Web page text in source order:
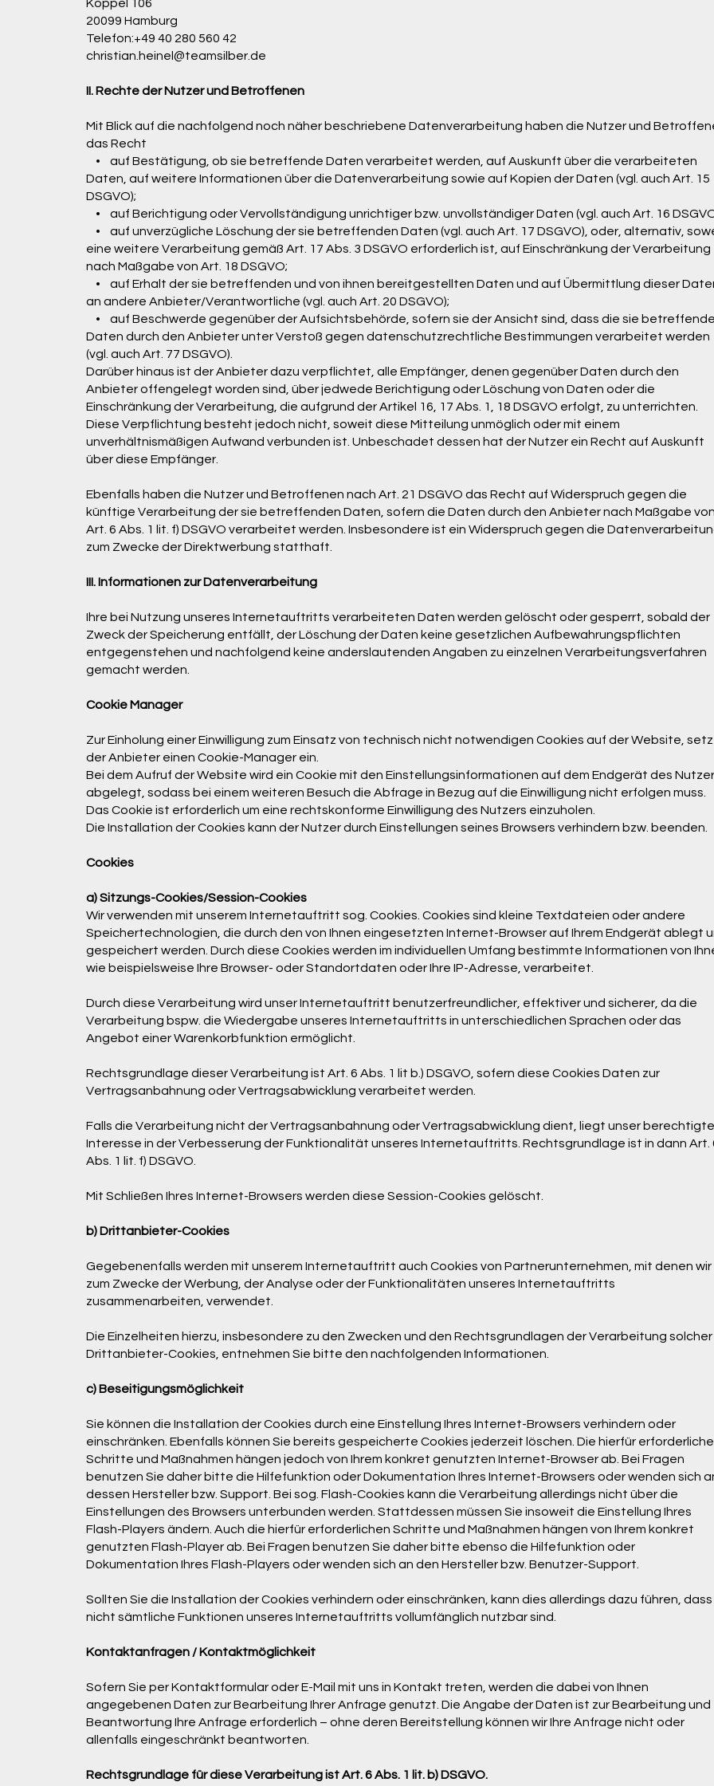
Koppel 106
20099 Hamburg
Telefon:+49 40 280 560 42
christian.heinel@teamsilber.de
II. Rechte der Nutzer und Betroffenen
Mit Blick auf die nachfolgend noch näher beschriebene Datenverarbeitung haben die Nutzer und
das Recht
• auf Bestätigung, ob sie betreffende Daten verarbeitet werden, auf Auskunft über die verarbeiteten
Daten, auf weitere Informationen über die Datenverarbeitung sowie auf Kopien der Daten (vgl. auch Art. 15
DSGVO);
• auf Berichtigung oder Vervollständigung unrichtiger bzw. unvollständiger Daten (vgl. auch Art. 16
• auf unverzügliche Löschung der sie betreffenden Daten (vgl. auch Art. 17 DSGVO), oder, alternativ,
eine weitere Verarbeitung gemäß Art. 17 Abs. 3 DSGVO erforderlich ist, auf Einschränkung der Verarbeitung
nach Maßgabe von Art. 18 DSGVO;
• auf Erhalt der sie betreffenden und von ihnen bereitgestellten Daten und auf Übermittlung dieser
an andere Anbieter/Verantwortliche (vgl. auch Art. 20 DSGVO);
• auf Beschwerde gegenüber der Aufsichtsbehörde, sofern sie der Ansicht sind, dass die sie
Daten durch den Anbieter unter Verstoß gegen datenschutzrechtliche Bestimmungen verarbeitet werden
(vgl. auch Art. 77 DSGVO).
Darüber hinaus ist der Anbieter dazu verpflichtet, alle Empfänger, denen gegenüber Daten durch den
Anbieter offengelegt worden sind, über jedwede Berichtigung oder Löschung von Daten oder die
Einschränkung der Verarbeitung, die aufgrund der Artikel 16, 17 Abs. 1, 18 DSGVO erfolgt, zu unterrichten.
Diese Verpflichtung besteht jedoch nicht, soweit diese Mitteilung unmöglich oder mit einem
unverhältnismäßigen Aufwand verbunden ist. Unbeschadet dessen hat der Nutzer ein Recht auf Auskunft
über diese Empfänger.
Ebenfalls haben die Nutzer und Betroffenen nach Art. 21 DSGVO das Recht auf Widerspruch gegen die
künftige Verarbeitung der sie betreffenden Daten, sofern die Daten durch den Anbieter nach Maßgabe
Art. 6 Abs. 1 lit. f) DSGVO verarbeitet werden. Insbesondere ist ein Widerspruch gegen die
zum Zwecke der Direktwerbung statthaft.
III. Informationen zur Datenverarbeitung
Ihre bei Nutzung unseres Internetauftritts verarbeiteten Daten werden gelöscht oder gesperrt, sobald der
Zweck der Speicherung entfällt, der Löschung der Daten keine gesetzlichen Aufbewahrungspflichten
entgegenstehen und nachfolgend keine anderslautenden Angaben zu einzelnen Verarbeitungsverfahren
gemacht werden.
Cookie Manager
Zur Einholung einer Einwilligung zum Einsatz von technisch nicht notwendigen Cookies auf der Website,
der Anbieter einen Cookie-Manager ein.
Bei dem Aufruf der Website wird ein Cookie mit den Einstellungsinformationen auf dem Endgerät des
abgelegt, sodass bei einem weiteren Besuch die Abfrage in Bezug auf die Einwilligung nicht erfolgen muss.
Das Cookie ist erforderlich um eine rechtskonforme Einwilligung des Nutzers einzuholen.
Die Installation der Cookies kann der Nutzer durch Einstellungen seines Browsers verhindern bzw. beenden.
Cookies
a) Sitzungs-Cookies/Session-Cookies
Wir verwenden mit unserem Internetauftritt sog. Cookies. Cookies sind kleine Textdateien oder andere
Speichertechnologien, die durch den von Ihnen eingesetzten Internet-Browser auf Ihrem Endgerät ablegt
gespeichert werden. Durch diese Cookies werden im individuellen Umfang bestimmte Informationen von
wie beispielsweise Ihre Browser- oder Standortdaten oder Ihre IP-Adresse, verarbeitet.
Durch diese Verarbeitung wird unser Internetauftritt benutzerfreundlicher, effektiver und sicherer, da die
Verarbeitung bspw. die Wiedergabe unseres Internetauftritts in unterschiedlichen Sprachen oder das
Angebot einer Warenkorbfunktion ermöglicht.
Rechtsgrundlage dieser Verarbeitung ist Art. 6 Abs. 1 lit b.) DSGVO, sofern diese Cookies Daten zur
Vertragsanbahnung oder Vertragsabwicklung verarbeitet werden.
Falls die Verarbeitung nicht der Vertragsanbahnung oder Vertragsabwicklung dient, liegt unser
Interesse in der Verbesserung der Funktionalität unseres Internetauftritts. Rechtsgrundlage ist in dann Art.
Abs. 1 lit. f) DSGVO.
Mit Schließen Ihres Internet-Browsers werden diese Session-Cookies gelöscht.
b) Drittanbieter-Cookies
Gegebenenfalls werden mit unserem Internetauftritt auch Cookies von Partnerunternehmen, mit denen wir
zum Zwecke der Werbung, der Analyse oder der Funktionalitäten unseres Internetauftritts
zusammenarbeiten, verwendet.
Die Einzelheiten hierzu, insbesondere zu den Zwecken und den Rechtsgrundlagen der Verarbeitung solcher
Drittanbieter-Cookies, entnehmen Sie bitte den nachfolgenden Informationen.
c) Beseitigungsmöglichkeit
Sie können die Installation der Cookies durch eine Einstellung Ihres Internet-Browsers verhindern oder
einschränken. Ebenfalls können Sie bereits gespeicherte Cookies jederzeit löschen. Die hierfür
Schritte und Maßnahmen hängen jedoch von Ihrem konkret genutzten Internet-Browser ab. Bei Fragen
benutzen Sie daher bitte die Hilfefunktion oder Dokumentation Ihres Internet-Browsers oder wenden sich
dessen Hersteller bzw. Support. Bei sog. Flash-Cookies kann die Verarbeitung allerdings nicht über die
Einstellungen des Browsers unterbunden werden. Stattdessen müssen Sie insoweit die Einstellung Ihres
Flash-Players ändern. Auch die hierfür erforderlichen Schritte und Maßnahmen hängen von Ihrem konkret
genutzten Flash-Player ab. Bei Fragen benutzen Sie daher bitte ebenso die Hilfefunktion oder
Dokumentation Ihres Flash-Players oder wenden sich an den Hersteller bzw. Benutzer-Support.
Sollten Sie die Installation der Cookies verhindern oder einschränken, kann dies allerdings dazu führen, dass
nicht sämtliche Funktionen unseres Internetauftritts vollumfänglich nutzbar sind.
Kontaktanfragen / Kontaktmöglichkeit
Sofern Sie per Kontaktformular oder E-Mail mit uns in Kontakt treten, werden die dabei von Ihnen
angegebenen Daten zur Bearbeitung Ihrer Anfrage genutzt. Die Angabe der Daten ist zur Bearbeitung und
Beantwortung Ihre Anfrage erforderlich – ohne deren Bereitstellung können wir Ihre Anfrage nicht oder
allenfalls eingeschränkt beantworten.
Rechtsgrundlage für diese Verarbeitung ist Art. 6 Abs. 1 lit. b) DSGVO.